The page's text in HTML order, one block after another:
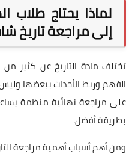
لماذا يحتاج طلاب
إلى مراجعة تاريخ
تختلف مادة التاريخ عن كثير
الفهم وربط الأحداث ببعضها
على مراجعة نهائية منظمة
بطريقة أفضل.
ومن أهم أسباب أهمية مراجعة